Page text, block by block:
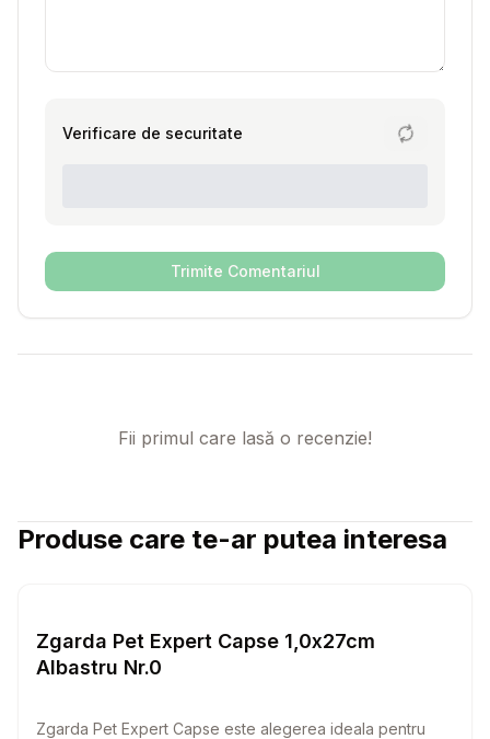
Verificare de securitate
Trimite Comentariul
Fii primul care lasă o recenzie!
Produse care te-ar putea interesa
Zgarda Pet Expert Capse 1,0x27cm
Albastru Nr.0
Zgarda Pet Expert Capse este alegerea ideala pentru